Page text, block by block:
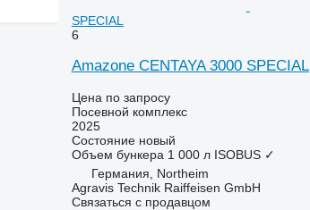
SPECIAL
6
Amazone CENTAYA 3000 SPECIAL
Цена по запросу
Посевной комплекс
2025
Состояниеновый
Объем бункера 1 000 л ISOBUS ✓
Германия, Northeim
Agravis Technik Raiffeisen GmbH
Связаться с продавцом